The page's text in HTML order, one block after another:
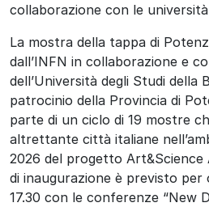
collaborazione con le
La mostra della tappa di
dall’INFN in collaborazione e
dell’Università degli Studi della
patrocinio della Provincia di
parte di un ciclo di 19 mostre
altrettante città italiane
2026 del progetto Art&Science
di inaugurazione è previsto per
17.30 con le conferenze “New